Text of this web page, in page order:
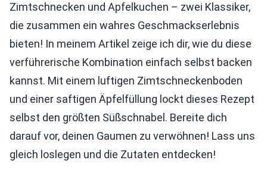
Zimtschnecken und Apfelkuchen – zwei Klassiker,
die zusammen ein wahres Geschmackserlebnis
bieten! In meinem Artikel zeige ich dir, wie du diese
verführerische Kombination einfach selbst backen
kannst. Mit einem luftigen Zimtschneckenboden
und einer saftigen Äpfelfüllung lockt dieses Rezept
selbst den größten Süßschnabel. Bereite dich
darauf vor, deinen Gaumen zu verwöhnen! Lass uns
gleich loslegen und die Zutaten entdecken!